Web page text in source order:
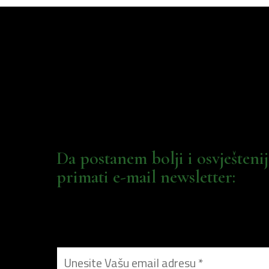
Da postanem bolji i
primati e-mail newsletter: